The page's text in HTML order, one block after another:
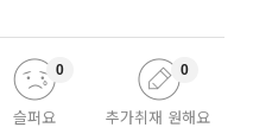
슬퍼요
0
추가취재 원해요
0